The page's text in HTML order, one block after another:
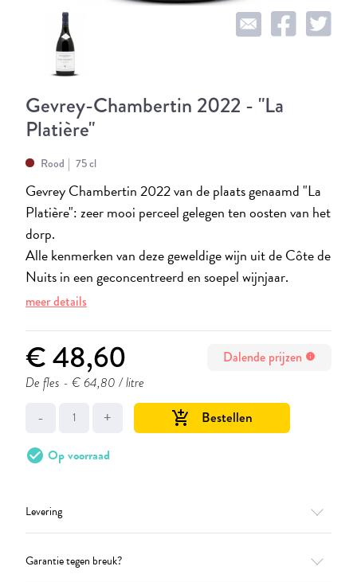
Gevrey-Chambertin 2022 - "La
Platière"
Rood 75 cl
Gevrey Chambertin 2022 van de plaats genaamd "La
Platière": zeer mooi perceel gelegen ten oosten van het
dorp.
Alle kenmerken van deze geweldige wijn uit de Côte de
Nuits in een geconcentreerd en soepel wijnjaar.
meer details
€ 48,60 Dalende prijzen info
De fles - € 64,80 / litre
- + add_shopping_cart Bestellen
check_circle Op voorraad
Levering
Garantie tegen breuk?